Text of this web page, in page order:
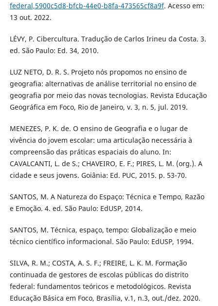
federal,5900c5d8-bfcb-44e0-b8fa-473565cf8a9f. Acesso em:
13 out. 2022.
LÉVY, P. Cibercultura. Tradução de Carlos Irineu da Costa. 3.
ed. São Paulo: Ed. 34, 2010.
LUZ NETO, D. R. S. Projeto nós propomos no ensino de
geografia: alternativas de análise territorial no ensino de
geografia por meio das novas tecnologias. Revista Educação
Geográfica em Foco, Rio de Janeiro, v. 3, n. 5, jul. 2019.
MENEZES, P. K. de. O ensino de Geografia e o lugar de
vivência do jovem escolar: uma articulação necessária à
compreensão das práticas espaciais do aluno. In:
CAVALCANTI, L. de S.; CHAVEIRO, E. F.; PIRES, L. M. (org.). A
cidade e seus jovens. Goiânia: Ed. PUC, 2015. p. 53-70.
SANTOS, M. A Natureza do Espaço: Técnica e Tempo, Razão
e Emoção. 4. ed. São Paulo: EdUSP, 2014.
SANTOS, M. Técnica, espaço, tempo: Globalização e meio
técnico científico informacional. São Paulo: EdUSP, 1994.
SILVA, R. M.; COSTA, A. S. F.; FREIRE, L. K. M. Formação
continuada de gestores de escolas públicas do distrito
federal: fundamentos teóricos e metodológicos. Revista
Educação Básica em Foco, Brasília, v.1, n.3, out./dez. 2020.